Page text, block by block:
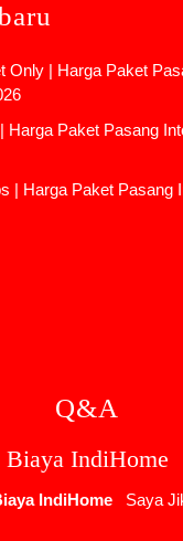
Only | Harga Paket
Harga Paket Pasang
| Harga Paket Pasang
Q&A
Biaya IndiHome
IndiHome Saya